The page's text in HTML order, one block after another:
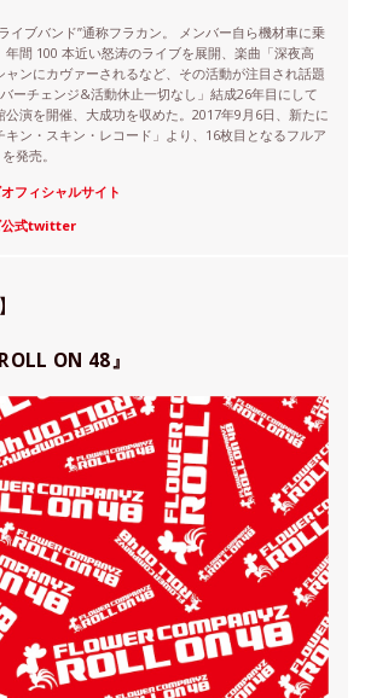
イブバンド”通称フラカン。 メンバー自ら機材車に乗
年間 100 本近い怒涛のライブを展開、楽曲「深夜高
ンにカヴァーされるなど、その活動が注目され話題
ーチェンジ&活動休止一切なし」結成26年目にして
公演を開催、大成功を収めた。2017年9月6日、新たに
ン・スキン・レコード」より、16枚目となるフルア
発売。
フィシャルサイト
公式twitter
ON 48』